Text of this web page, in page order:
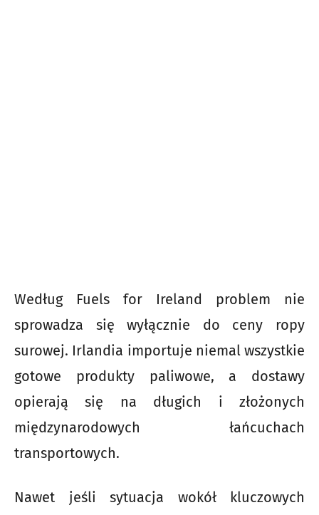
Według Fuels for Ireland problem nie
sprowadza się wyłącznie do ceny ropy
surowej. Irlandia importuje niemal wszystkie
gotowe produkty paliwowe, a dostawy
opierają się na długich i złożonych
międzynarodowych łańcuchach
transportowych.
Nawet jeśli sytuacja wokół kluczowych